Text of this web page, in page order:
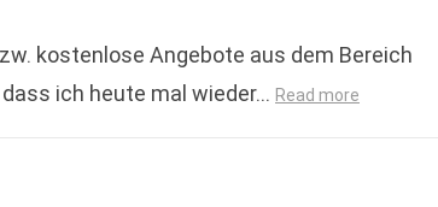
kostenlose Angebote aus dem Bereich
ich heute mal wieder… Read more